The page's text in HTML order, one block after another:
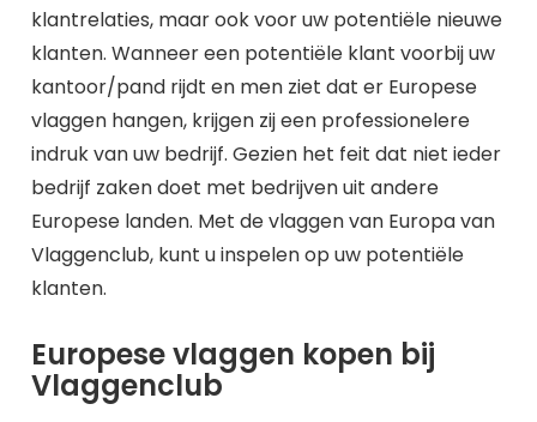
klantrelaties, maar ook voor uw potentiële nieuwe
klanten. Wanneer een potentiële klant voorbij uw
kantoor/pand rijdt en men ziet dat er Europese
vlaggen hangen, krijgen zij een professionelere
indruk van uw bedrijf. Gezien het feit dat niet ieder
bedrijf zaken doet met bedrijven uit andere
Europese landen. Met de vlaggen van Europa van
Vlaggenclub, kunt u inspelen op uw potentiële
klanten.
Europese vlaggen kopen bij
Vlaggenclub